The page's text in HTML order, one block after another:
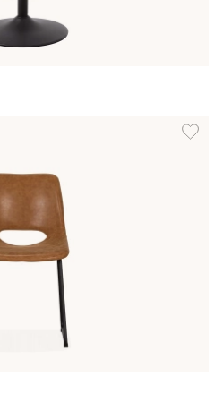
i dessa färger:
Lägg